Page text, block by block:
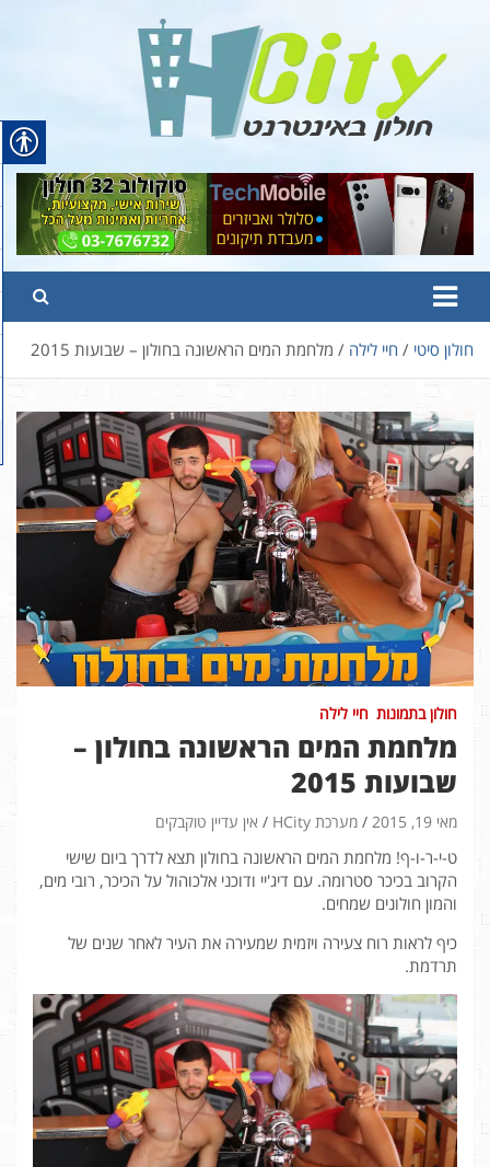
content
Hcity – חולון באינטרנט
פורטל החדשות והמידע של חולון
חולון סיטי חיי לילה מלחמת המים הראשונה בחולון – שבועות 2015
חולון בתמונות חיי לילה
מלחמת המים הראשונה בחולון –
שבועות 2015
מאי 19, 2015 מערכת HCity אין עדיין טוקבקים
ט-י-ר-ו-ף! מלחמת המים הראשונה בחולון תצא לדרך ביום שישי
הקרוב בכיכר סטרומה. עם דיג'יי ודוכני אלכוהול על הכיכר, רובי מים,
והמון חולונים שמחים.
כיף לראות רוח צעירה ויזמית שמעירה את העיר לאחר שנים של
תרדמת.